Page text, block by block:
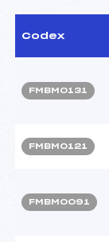
Codex
FMBM0131
FMBM0121
FMBM0091